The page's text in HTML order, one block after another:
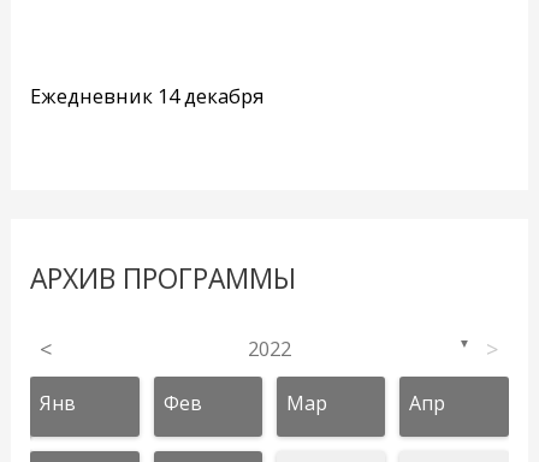
Ежедневник 14 декабря
АРХИВ ПРОГРАММЫ
< 2022 ▼ >
Янв Фев Мар Апр